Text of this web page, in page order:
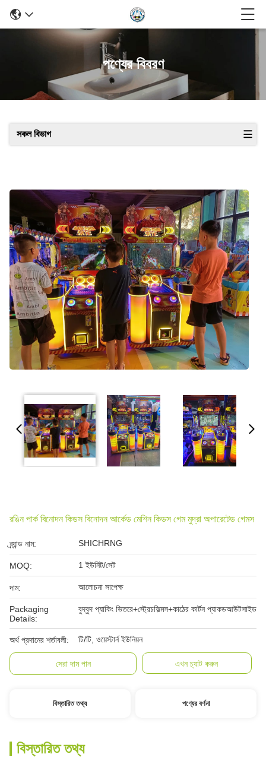
পণ্যের বিবরণ
সকল বিভাগ
রঙিন পার্ক বিনোদন কিডস বিনোদন আর্কেড মেশিন কিডস গেম মুদ্রা অপারেটেড গেমস
ব্র্যান্ড নাম: SHICHRNG
MOQ: 1 ইউনিট/সেট
দাম: আলোচনা সাপেক্ষ
Packaging
Details:
বুদ্বুদ প্যাকিং ভিতরে+স্ট্রেচফিল্মস+কাঠের কার্টন প্যাকডআউটসাইড
অর্থ প্রদানের শর্তাবলী: টি/টি, ওয়েস্টার্ন ইউনিয়ন
সেরা দাম পান এখন চ্যাট করুন
বিস্তারিত তথ্য পণ্যের বর্ণনা
বিস্তারিত তথ্য